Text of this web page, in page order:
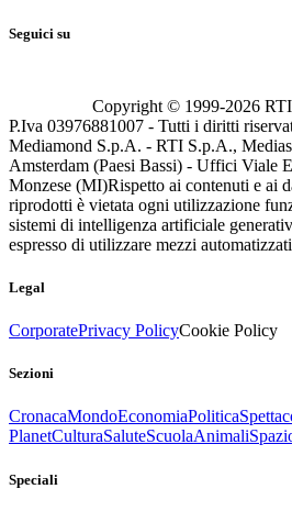
Seguici su
Copyright © 1999-2026
P.Iva 03976881007 - Tutti i diritti
Mediamond S.p.A. - RTI S.p.A.,
Amsterdam (Paesi Bassi) - Uffici Viale
Monzese (MI)Rispetto ai contenuti e ai
riprodotti è vietata ogni utilizzazione
sistemi di intelligenza artificiale
espresso di utilizzare mezzi
Legal
CorporatePrivacy PolicyCookie Policy
Sezioni
CronacaMondoEconomiaPolitica
PlanetCulturaSaluteScuolaAnimali
Speciali